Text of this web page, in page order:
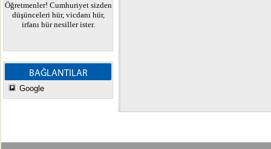
Öğretmenler! Cumhuriyet sizden
düşünceleri hür, vicdanı hür,
irfanı hür nesiller ister.
BAĞLANTILAR
Google